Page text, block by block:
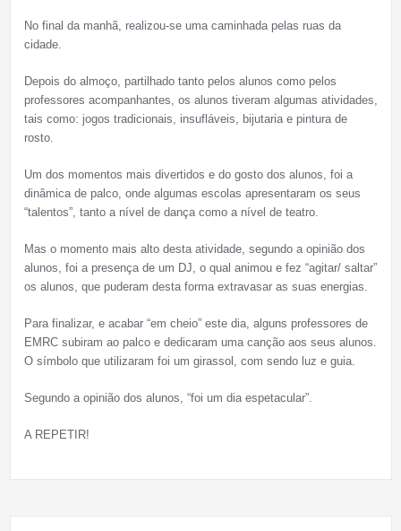
No final da manhã, realizou-se uma caminhada pelas ruas da
cidade.
Depois do almoço, partilhado tanto pelos alunos como pelos
professores acompanhantes, os alunos tiveram algumas atividades,
tais como: jogos tradicionais, insufláveis, bijutaria e pintura de
rosto.
Um dos momentos mais divertidos e do gosto dos alunos, foi a
dinâmica de palco, onde algumas escolas apresentaram os seus
“talentos”, tanto a nível de dança como a nível de teatro.
Mas o momento mais alto desta atividade, segundo a opinião dos
alunos, foi a presença de um DJ, o qual animou e fez “agitar/ saltar”
os alunos, que puderam desta forma extravasar as suas energias.
Para finalizar, e acabar “em cheio” este dia, alguns professores de
EMRC subiram ao palco e dedicaram uma canção aos seus alunos.
O símbolo que utilizaram foi um girassol, com sendo luz e guia.
Segundo a opinião dos alunos, “foi um dia espetacular”.
A REPETIR!